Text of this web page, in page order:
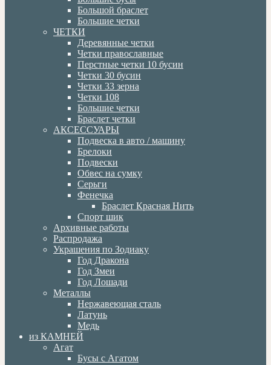
Большой браслет
Большие четки
ЧЕТКИ
Деревянные четки
Четки православные
Перстные четки 10 бусин
Четки 30 бусин
Четки 33 зерна
Четки 108
Большие четки
Браслет четки
АКСЕССУАРЫ
Подвеска в авто / машину
Брелоки
Подвески
Обвес на сумку
Серьги
Фенечка
Браслет Красная Нить
Спорт шик
Архивные работы
Распродажа
Украшения по Зодиаку
Год Дракона
Год Змеи
Год Лошади
Металлы
Нержавеющая сталь
Латунь
Медь
из КАМНЕЙ
Агат
Бусы с Агатом